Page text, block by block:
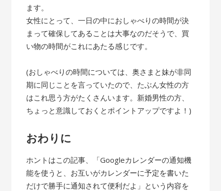
ます。
女性にとって、一日の中におしゃべりの時間が決
まって確保してあることは大事なのだそうで、買
い物の時間がこれにあたる感じです。
(おしゃべりの時間については、奥さまと妹が非同
期に同じことを言っていたので、たぶん女性の方
はこれ思う方がたくさんいます。新婚男性の方、
ちょっと意識しておくとポイントアップですよ！)
おわりに
ホントはこの記事、「Googleカレンダーの通知機
能を使うと、お互いがカレンダーに予定を書いた
だけで勝手に通知されて便利だよ」という内容を